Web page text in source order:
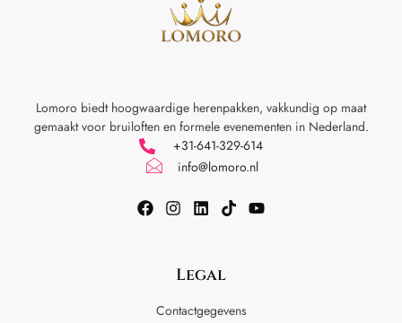
Lomoro biedt hoogwaardige herenpakken, vakkundig op maat
gemaakt voor bruiloften en formele evenementen in Nederland.
+31-641-329-614
info@lomoro.nl
Legal
Contactgegevens